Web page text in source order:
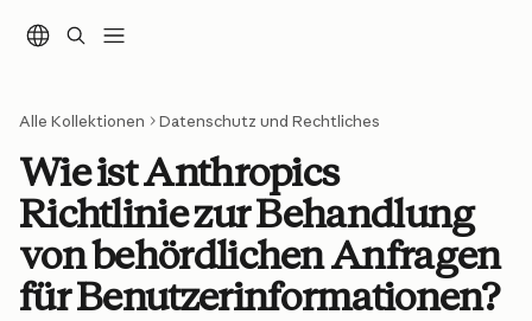
Alle Kollektionen Datenschutz und Rechtliches
Wie ist Anthropics
Richtlinie zur Behandlung
von behördlichen Anfragen
für Benutzerinformationen?